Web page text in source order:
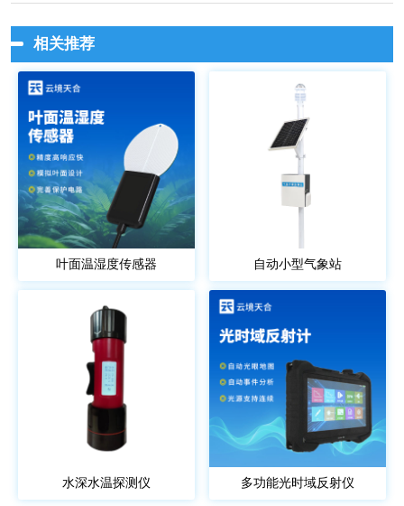
相关推荐
叶面温湿度传感器 自动小型气象站
水深水温探测仪 多功能光时域反射仪